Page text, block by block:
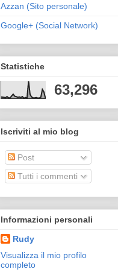
Azzan (Sito personale)
Google+ (Social Network)
Statistiche
63,296
Iscriviti al mio blog
Post
Tutti i commenti
Informazioni personali
Rudy
Visualizza il mio profilo
completo